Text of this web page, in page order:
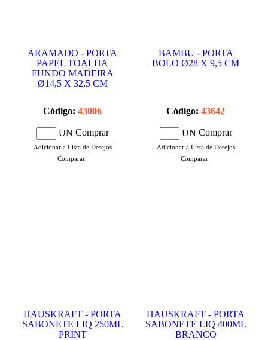
ARAMADO - PORTA
PAPEL TOALHA
FUNDO MADEIRA
Ø14,5 X 32,5 CM
Código: 43006
UN Comprar
Adicionar a Lista de Desejos
Comparar
BAMBU - PORTA
BOLO Ø28 X 9,5 CM
Código: 43642
UN Comprar
Adicionar a Lista de Desejos
Comparar
HAUSKRAFT - PORTA
SABONETE LIQ 250ML
PRINT
HAUSKRAFT - PORTA
SABONETE LIQ 400ML
BRANCO